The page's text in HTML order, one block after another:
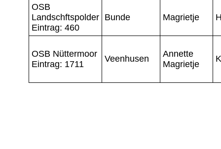
OSB
Landschftspolder
Eintrag: 460
Bunde Magrietje
OSB Nüttermoor
Eintrag: 1711
Veenhusen
Annette
Magrietje